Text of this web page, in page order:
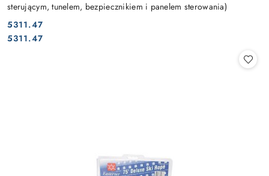
sterującym, tunelem, bezpiecznikiem i panelem sterowania)
Cena:
5311.47
Cena:
5311.47